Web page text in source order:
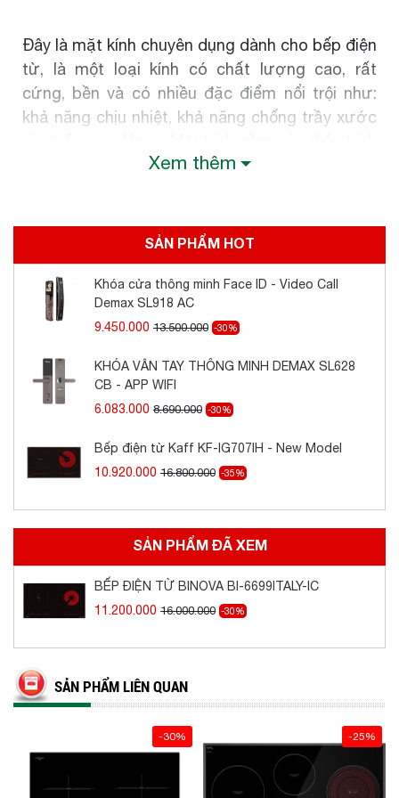
Đây là mặt kính chuyên dụng dành cho bếp điện
từ, là một loại kính có chất lượng cao, rất
cứng, bền và có nhiều đặc điểm nổi trội như:
khả năng chịu nhiệt, khả năng chống trầy xước
hội tụ, truyền nhiệt từ bếp lên đáy nồi theo
an toàn, thẩm mỹ và tiện trong việc vệ sinh, lau
chùi.
Bếp điện từ Binova BI-6699ITALY-IC gồm 2 vùng
nấu với tổng công suất 4400W, vùng nấu từ
bên trái có công suất 2000W khi kích hoạt tính
năng nấu nhanh Booster công suất lên tới
mâm nhiệt E.G.O HI-LIGHT với 02 vòng nhiệt có
công suất 2200W.
Xem thêm
SẢN PHẨM HOT
Khóa cửa thông minh Face ID - Video Call
Demax SL918 AC
9.450.000 13.500.000 -30%
KHÓA VÂN TAY THÔNG MINH DEMAX SL628
CB - APP WIFI
6.083.000 8.690.000 -30%
Bếp điện từ Kaff KF-IG707IH - New Model
10.920.000 16.800.000 -35%
SẢN PHẨM ĐÃ XEM
BẾP ĐIỆN TỪ BINOVA BI-6699ITALY-IC
11.200.000 16.000.000 -30%
SẢN PHẨM LIÊN QUAN
-30% -25%